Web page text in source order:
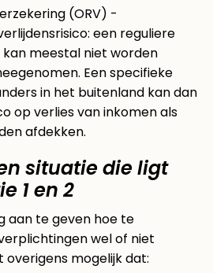
(ORV) -
een reguliere
kan meestal niet worden
Een specifieke
in het buitenland kan dan
op verlies van inkomen als
afdekken.
situatie die ligt
1 en 2
aan te geven hoe te
wel of niet
overigens mogelijk dat: